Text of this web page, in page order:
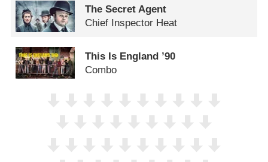
The Secret Agent
Chief Inspector Heat
This Is England ’90
Combo